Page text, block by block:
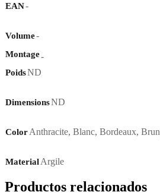
EAN-
Volume-
Montage-
PoidsND
DimensionsND
ColorAnthracite, Blanc, Bordeaux, Brun
MaterialArgile
Productos relacionados